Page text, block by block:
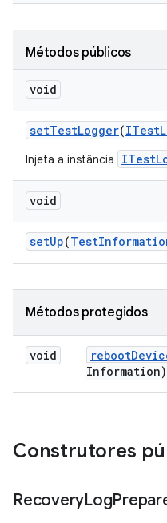
Métodos públicos
void
setTestLogger(ITest
Injeta a instância
void
setUp(Test
Métodos protegidos
void reboot
Information)
Construtores
RecoveryLog